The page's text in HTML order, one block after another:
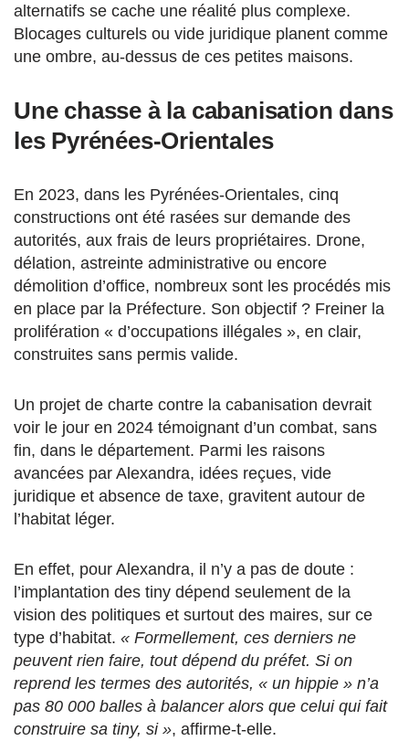
alternatifs se cache une réalité plus complexe.
Blocages culturels ou vide juridique planent comme
une ombre, au-dessus de ces petites maisons.
Une chasse à la cabanisation dans
les Pyrénées-Orientales
En 2023, dans les Pyrénées-Orientales, cinq
constructions ont été rasées sur demande des
autorités, aux frais de leurs propriétaires. Drone,
délation, astreinte administrative ou encore
démolition d’office, nombreux sont les procédés mis
en place par la Préfecture. Son objectif ? Freiner la
prolifération « d’occupations illégales », en clair,
construites sans permis valide.
Un projet de charte contre la cabanisation devrait
voir le jour en 2024 témoignant d’un combat, sans
fin, dans le département. Parmi les raisons
avancées par Alexandra, idées reçues, vide
juridique et absence de taxe, gravitent autour de
l’habitat léger.
En effet, pour Alexandra, il n’y a pas de doute :
l’implantation des tiny dépend seulement de la
vision des politiques et surtout des maires, sur ce
type d’habitat. « Formellement, ces derniers ne
peuvent rien faire, tout dépend du préfet. Si on
reprend les termes des autorités, « un hippie » n’a
pas 80 000 balles à balancer alors que celui qui fait
construire sa tiny, si », affirme-t-elle.